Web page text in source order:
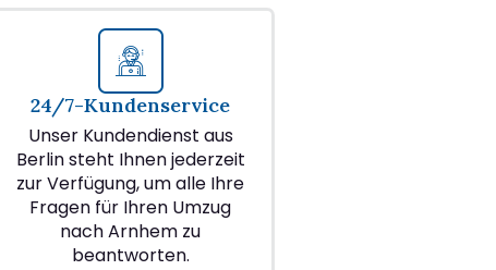
24/7-Kundenservice
Unser Kundendienst aus
Berlin steht Ihnen jederzeit
zur Verfügung, um alle Ihre
Fragen für Ihren Umzug
nach Arnhem zu
beantworten.